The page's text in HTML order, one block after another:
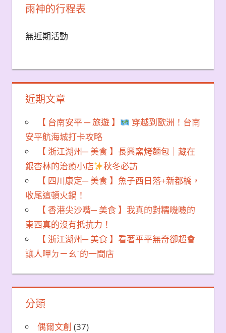
雨神的行程表
無近期活動
近期文章
【 台南安平 ─ 旅遊 】
穿越到歐洲！台南
安平航海城打卡攻略
【 浙江湖州─ 美食 】長興窯烤麵包｜藏在
銀杏林的治癒小店
秋冬必訪
【 四川康定─ 美食 】魚子西日落+新都橋，
收尾這頓火鍋！
【 香港尖沙嘴─ 美食 】我真的對糯嘰嘰的
東西真的沒有抵抗力！
【 浙江湖州─ 美食 】看著平平無奇卻超會
讓人呷ㄉㄧㄠˊ的一間店
分類
偶爾文創 (37)